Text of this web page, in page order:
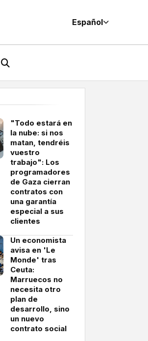
Español
"Todo estará en
la nube: si nos
matan, tendréis
vuestro
trabajo": Los
programadores
de Gaza cierran
contratos con
una garantía
especial a sus
clientes
Un economista
avisa en 'Le
Monde' tras
Ceuta:
Marruecos no
necesita otro
plan de
desarrollo, sino
un nuevo
contrato social